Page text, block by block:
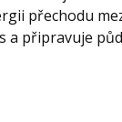
přechodu
a připravuje